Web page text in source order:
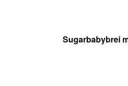
Sugarbabybrei